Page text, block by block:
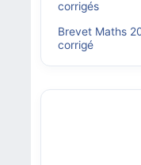
corrigés
Brevet Maths
corrigé